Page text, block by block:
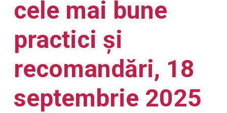
cele mai bune
practici și
recomandări, 18
septembrie 2025